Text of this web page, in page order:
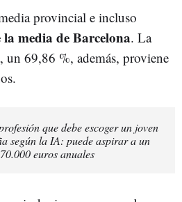
provincial e incluso
media de Barcelona. La
un 69,86 %, además, proviene
que debe escoger un joven
según la IA: puede aspirar a un
euros anuales